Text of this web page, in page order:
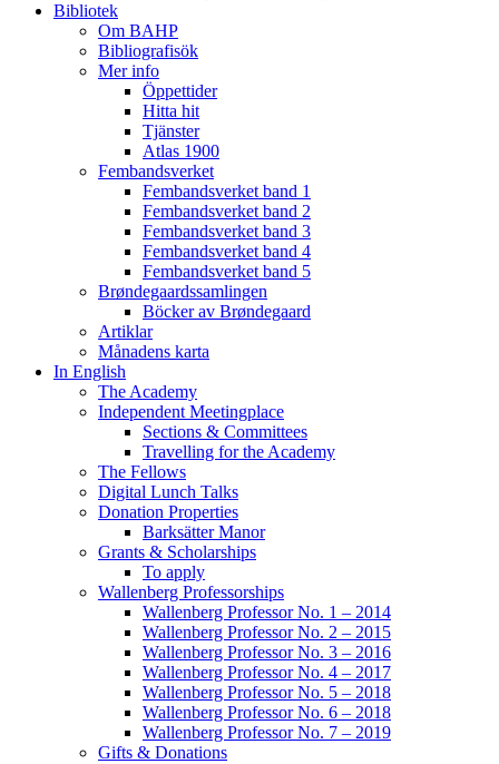
Bibliotek
Om BAHP
Bibliografisök
Mer info
Öppettider
Hitta hit
Tjänster
Atlas 1900
Fembandsverket
Fembandsverket band 1
Fembandsverket band 2
Fembandsverket band 3
Fembandsverket band 4
Fembandsverket band 5
Brøndegaardssamlingen
Böcker av Brøndegaard
Artiklar
Månadens karta
In English
The Academy
Independent Meetingplace
Sections & Committees
Travelling for the Academy
The Fellows
Digital Lunch Talks
Donation Properties
Barksätter Manor
Grants & Scholarships
To apply
Wallenberg Professorships
Wallenberg Professor No. 1 – 2014
Wallenberg Professor No. 2 – 2015
Wallenberg Professor No. 3 – 2016
Wallenberg Professor No. 4 – 2017
Wallenberg Professor No. 5 – 2018
Wallenberg Professor No. 6 – 2018
Wallenberg Professor No. 7 – 2019
Gifts & Donations